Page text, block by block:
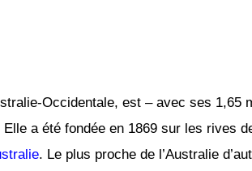
Occidentale, est – avec ses 1,65
a été fondée en 1869 sur les rives
. Le plus proche de l’Australie